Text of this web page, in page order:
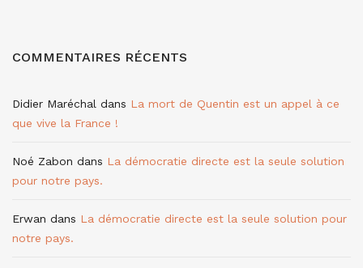
COMMENTAIRES RÉCENTS
Didier Maréchal dans La mort de Quentin est un appel à ce
que vive la France !
Noé Zabon dans La démocratie directe est la seule solution
pour notre pays.
Erwan dans La démocratie directe est la seule solution pour
notre pays.